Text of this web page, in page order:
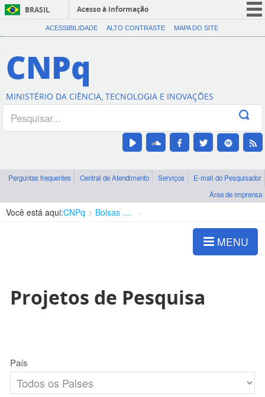
BRASIL
Acesso à informação
CORONAVÍRUS (COVID-19)
Canais
ACESSIBILIDADE ALTO CONTRASTE MAPA DO SITE
CNPq
MINISTÉRIO DA CIÊNCIA, TECNOLOGIA E INOVAÇÕES
Perguntas frequentes Central de Atendimento Serviços
E-mail do Pesquisador
Área de imprensa
Você está aqui:CNPq Bolsas e Auxílios Vigentes
MENU
Projetos de Pesquisa
País